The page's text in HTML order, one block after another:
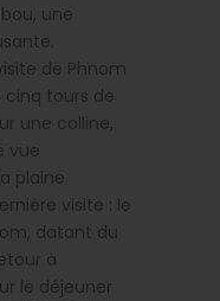
une
de Phnom
cinq tours de
une colline,
vue
plaine
visite : le
datant du
à
le déjeuner